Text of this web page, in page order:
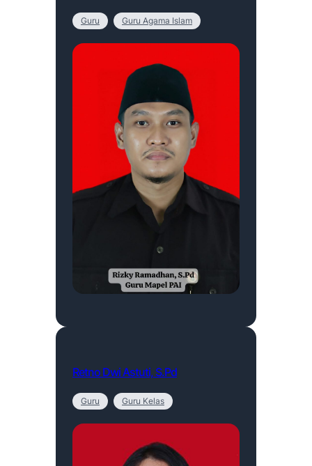
Guru Guru Agama Islam
Retno Dwi Astuti, S.Pd
Guru Guru Kelas